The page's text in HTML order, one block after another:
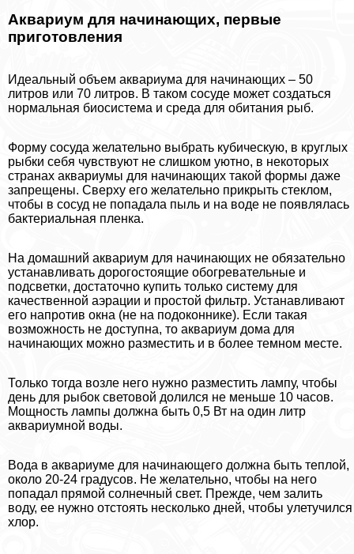
Аквариум для начинающих, первые
приготовления
Идеальный объем аквариума для начинающих – 50
литров или 70 литров. В таком сосуде может создаться
нормальная биосистема и среда для обитания рыб.
Форму сосуда желательно выбрать кубическую, в круглых
рыбки себя чувствуют не слишком уютно, в некоторых
странах аквариумы для начинающих такой формы даже
запрещены. Сверху его желательно прикрыть стеклом,
чтобы в сосуд не попадала пыль и на воде не появлялась
бактериальная пленка.
На домашний аквариум для начинающих не обязательно
устанавливать дорогостоящие обогревательные и
подсветки, достаточно купить только систему для
качественной аэрации и простой фильтр. Устанавливают
его напротив окна (не на подоконнике). Если такая
возможность не доступна, то аквариум дома для
начинающих можно разместить и в более темном месте.
Только тогда возле него нужно разместить лампу, чтобы
день для рыбок световой долился не меньше 10 часов.
Мощность лампы должна быть 0,5 Вт на один литр
аквариумной воды.
Вода в аквариуме для начинающего должна быть теплой,
около 20-24 градусов. Не желательно, чтобы на него
попадал прямой солнечный свет. Прежде, чем залить
воду, ее нужно отстоять несколько дней, чтобы улетучился
хлор.